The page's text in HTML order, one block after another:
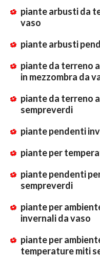
piante arbusti da
vaso
piante arbusti
piante da terreno
in mezzombra da
piante da terreno
sempreverdi
piante pendenti
piante per
piante pendenti
sempreverdi
piante per
invernali da vaso
piante per
temperature miti